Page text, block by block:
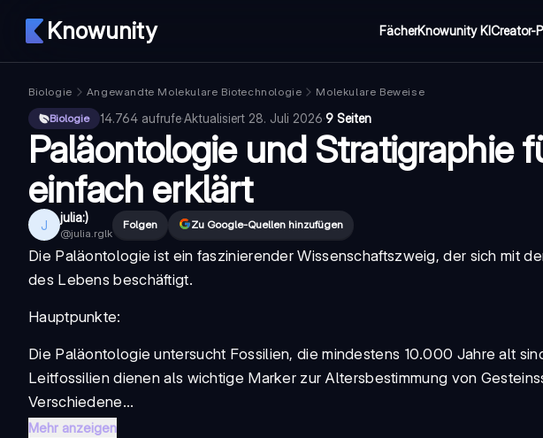
Knowunity FächerKnowunity KICreator-
Biologie Angewandte Molekulare Biotechnologie
Molekulare Beweise
Biologie
14.764 aufrufe·Aktualisiert 28. Juli 2026·9 Seiten
Paläontologie und Stratigraphie
einfach erklärt
J julia:)
@julia.rglk
Folgen Zu Google-Quellen hinzufügen
Die Paläontologie ist ein faszinierender Wissenschaftszweig, der sich mit
des Lebens beschäftigt.
Hauptpunkte:
Die Paläontologie untersucht Fossilien, die mindestens 10.000 Jahre alt
Leitfossilien dienen als wichtige Marker zur Altersbestimmung von
Verschiedene...
Mehr anzeigen